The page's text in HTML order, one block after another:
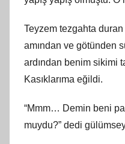
Teyzem tezgahta
amından ve götünden
ardından benim sikimi
Kasıklarıma eğildi.
“Mmm… Demin beni
muydu?” dedi